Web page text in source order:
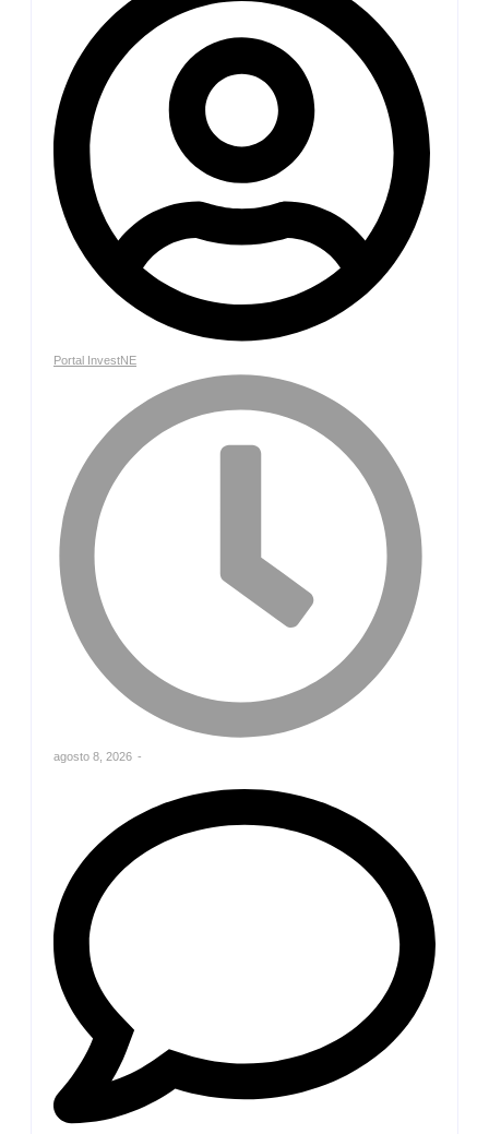
Portal InvestNE
agosto 8, 2026 -